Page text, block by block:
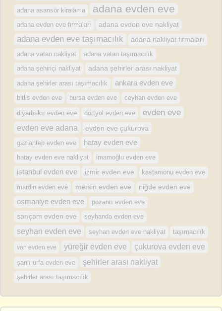
adana asansör kiralama adana evden eve
adana evden eve firmaları adana evden eve nakliyat
adana evden eve taşımacılık
adana nakliyat firmaları
adana vatan nakliyat
adana vatan taşımacılık
adana şehiriçi nakliyat adana şehirler arası nakliyat
adana şehirler arası taşımacılık ankara evden eve
bitlis evden eve bursa evden eve ceyhan evden eve
diyarbakır evden eve dörtyol evden eve evden eve
evden eve adana evden eve çukurova
gaziantep evden eve hatay evden eve
hatay evden eve nakliyat imamoğlu evden eve
istanbul evden eve izmir evden eve
kastamonu evden eve
mardin evden eve
mersin evden eve niğde evden eve
osmaniye evden eve pozantı evden eve
sarıçam evden eve seyhanda evden eve
seyhan evden eve seyhan evden eve nakliyat taşımacılık
van evden eve yüreğir evden eve çukurova evden eve
şanlı urfa evden eve şehirler arası nakliyat
şehirler arası taşımacılık